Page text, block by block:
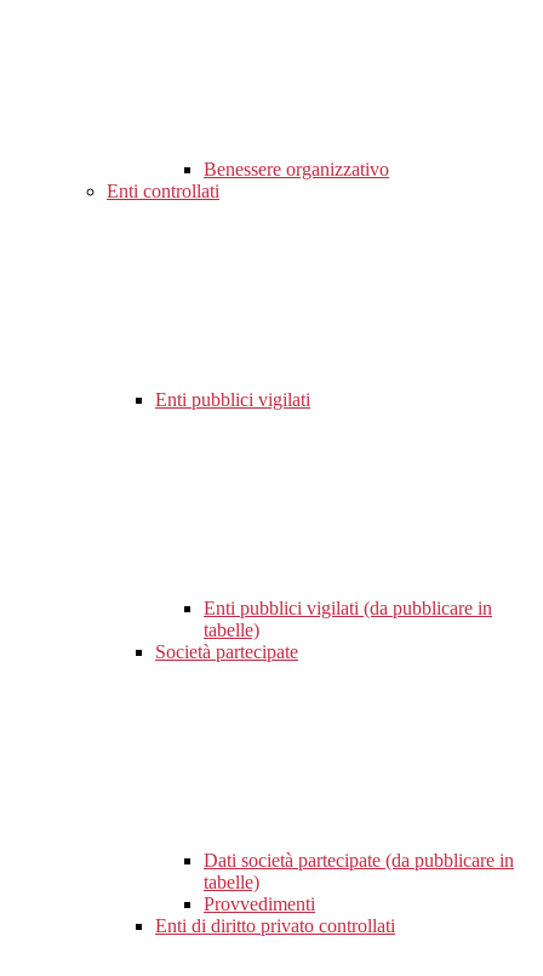
Benessere organizzativo
Enti controllati
Enti pubblici vigilati
Enti pubblici vigilati (da pubblicare in
tabelle)
Società partecipate
Dati società partecipate (da pubblicare in
tabelle)
Provvedimenti
Enti di diritto privato controllati